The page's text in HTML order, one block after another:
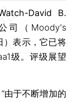
David B.
司（Moody's
）表示，它已将
级。评级展望
于不断增加的